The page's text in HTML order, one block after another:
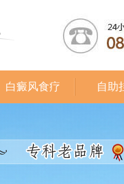
白癜风食疗 自助